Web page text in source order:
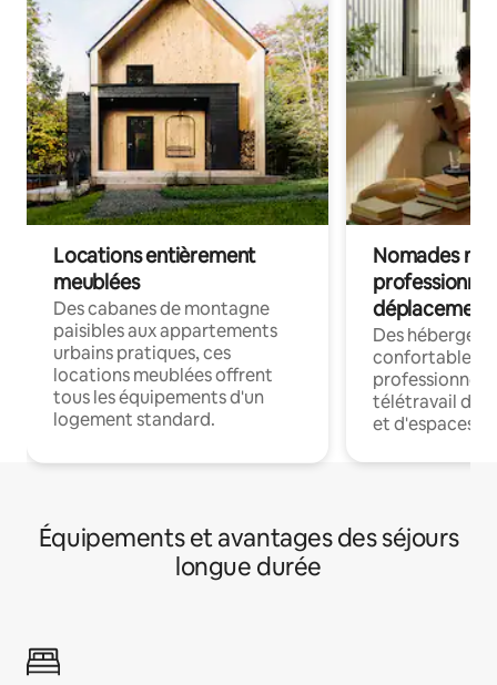
Locations entièrement
meublées
Des cabanes de montagne
paisibles aux appartements
urbains pratiques, ces
locations meublées offrent
tous les équipements d'un
logement standard.
Nomades
déplacement
Des
confortables
professionnels
télétravail
et d'espaces
Équipements et avantages des séjours
longue durée